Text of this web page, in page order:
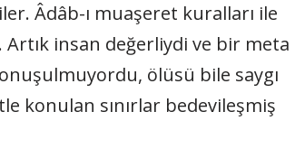
Âdâb-ı muaşeret kuralları ile
insan değerliydi ve bir meta
ölüsü bile saygı
konulan sınırlar bedevileşmiş